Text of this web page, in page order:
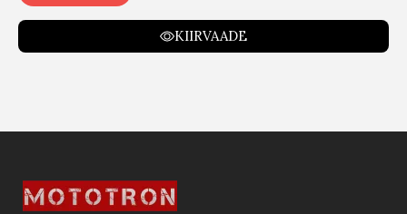
KIIRVAADE